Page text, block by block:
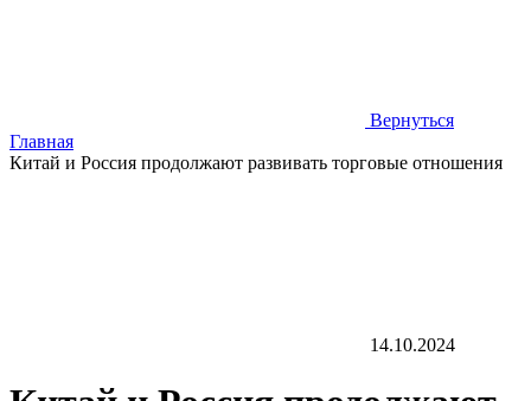
Вернуться
Главная
Китай и Россия продолжают развивать торговые отношения
14.10.2024